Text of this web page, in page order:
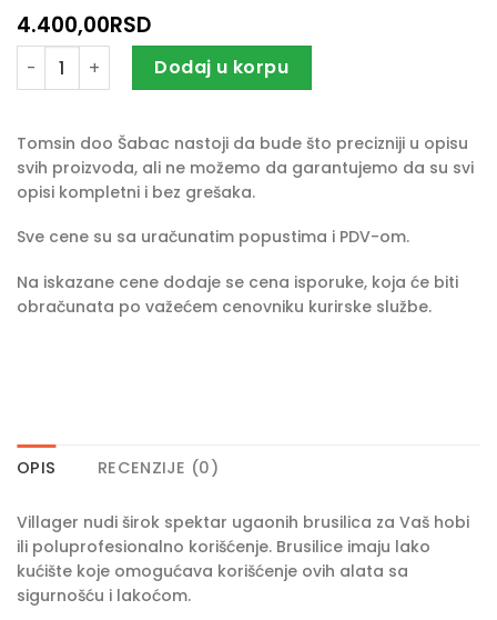
4.400,00RSD
Električna ugaona brusilica VLN 455 količina
Dodaj u korpu
Tomsin doo Šabac nastoji da bude što precizniji u opisu
svih proizvoda, ali ne možemo da garantujemo da su svi
opisi kompletni i bez grešaka.
Sve cene su sa uračunatim popustima i PDV-om.
Na iskazane cene dodaje se cena isporuke, koja će biti
obračunata po važećem cenovniku kurirske službe.
OPIS RECENZIJE (0)
Villager nudi širok spektar ugaonih brusilica za Vaš hobi
ili poluprofesionalno korišćenje. Brusilice imaju lako
kućište koje omogućava korišćenje ovih alata sa
sigurnošću i lakoćom.